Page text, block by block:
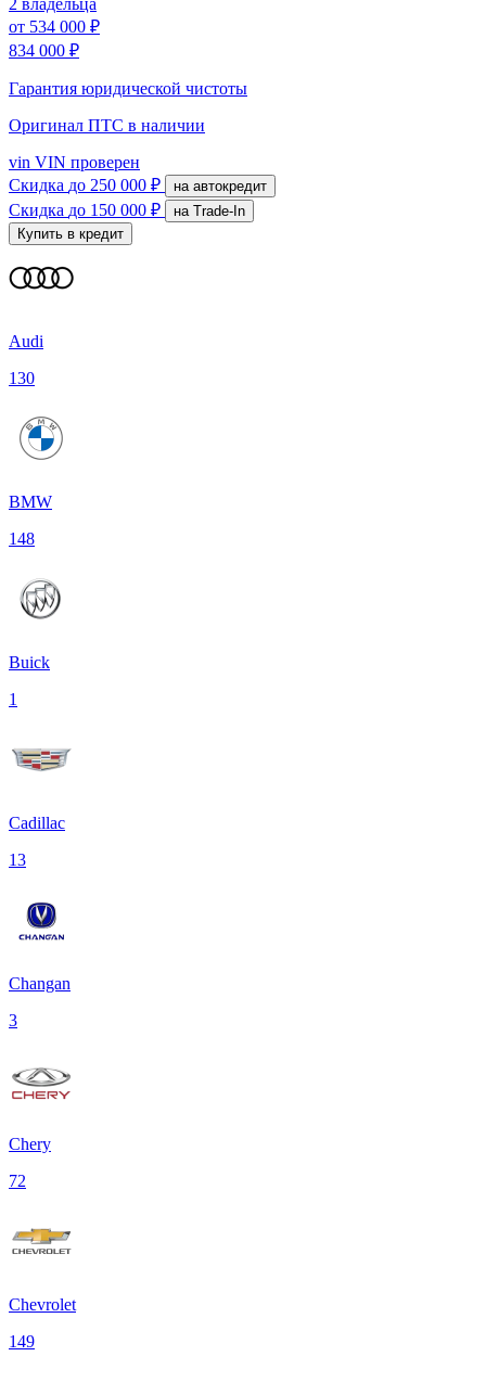
от 534 000 ₽
834 000 ₽
Гарантия юридической чистоты
Оригинал ПТС в наличии
vin VIN проверен
Скидка до 250 000 ₽ на автокредит
Скидка до 150 000 ₽
на Trade-In
Купить в кредит
Audi
130
BMW
148
Buick
1
Cadillac
13
Changan
3
Chery
72
Chevrolet
149